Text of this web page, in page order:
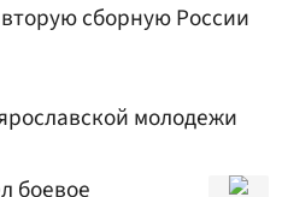
сборную России
молодежи
боевое